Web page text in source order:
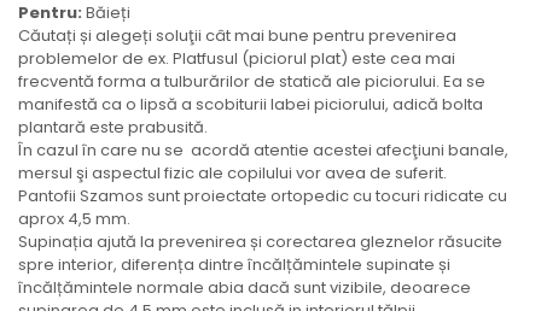
Pentru: Băieți
Căutați și alegeți soluţii cât mai bune pentru prevenirea
problemelor de ex. Platfusul (piciorul plat) este cea mai
frecventă forma a tulburărilor de statică ale piciorului. Ea se
manifestă ca o lipsă a scobiturii labei piciorului, adică bolta
plantară este prabusită.
În cazul în care nu se acordă atentie acestei afecţiuni banale,
mersul şi aspectul fizic ale copilului vor avea de suferit.
Pantofii Szamos sunt proiectate ortopedic cu tocuri ridicate cu
aprox 4,5 mm.
Supinația ajută la prevenirea și corectarea gleznelor răsucite
spre interior, diferența dintre încălțămintele supinate și
încălțămintele normale abia dacă sunt vizibile, deoarece